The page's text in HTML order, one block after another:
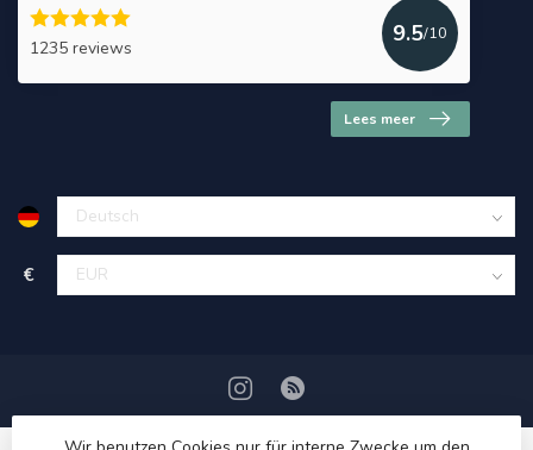
1235 reviews
9.5/10
Lees meer
€